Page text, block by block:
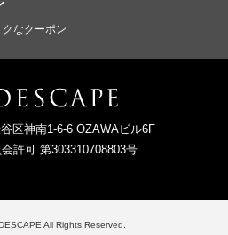
なクーポン
区神南1-6-6 OZAWAビル6F
許可 第303310708803号
All Rights Reserved.